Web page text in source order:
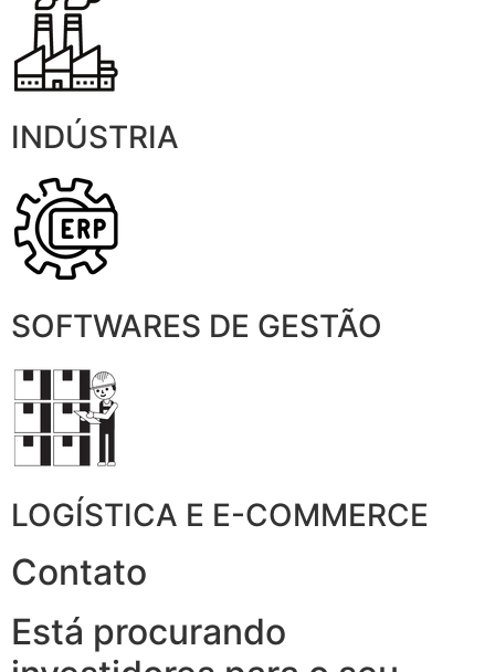
INDÚSTRIA
SOFTWARES DE GESTÃO
LOGÍSTICA E E-COMMERCE
Contato
Está procurando